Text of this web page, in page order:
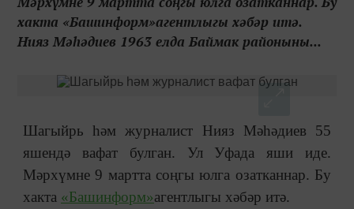
хакта «Башинформ»агентлыгы хәбәр итә.
Нияз Мәһәдиев 1963 елда Баймак районыны...
Шагыйрь һәм журналист Нияз Мәһәдиев 55
яшендә вафат булган. Ул Уфада яши иде.
Мәрхүмне 9 мартта соңгы юлга озатканнар. Бу
хакта «Башинформ»агентлыгы хәбәр итә.